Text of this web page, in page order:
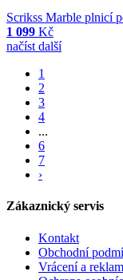
Scrikss Marble plnicí
1 099 Kč
načíst další
1
2
3
4
...
6
7
›
Zákaznický servis
Kontakt
Obchodní
Vrácení a